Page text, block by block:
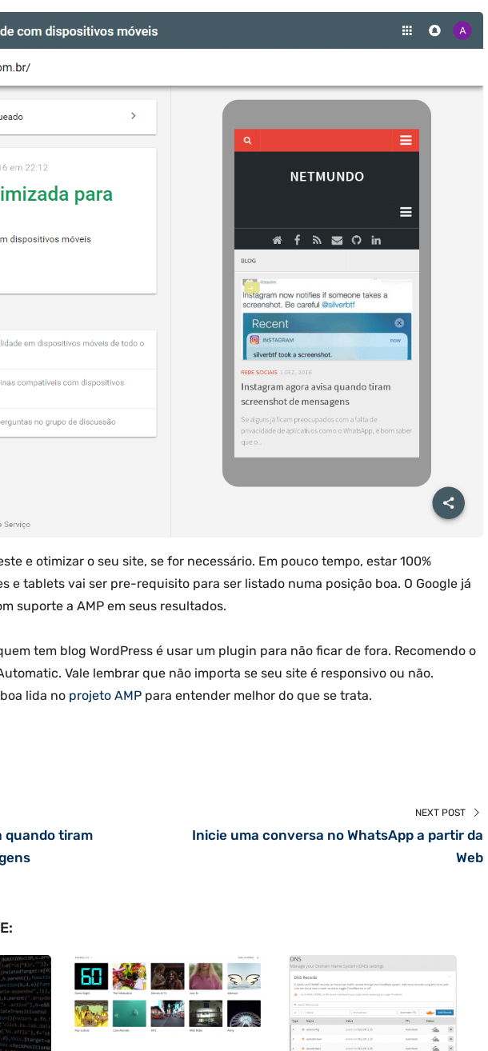
e otimizar o seu site, se for necessário. Em pouco tempo, estar 100%
e tablets vai ser pre-requisito para ser listado numa posição boa. O Google já
suporte a AMP em seus resultados.
tem blog WordPress é usar um plugin para não ficar de fora. Recomendo o
Vale lembrar que não importa se seu site é responsivo ou não.
lida no projeto AMP para entender melhor do que se trata.
quando tiram
NEXT POST
Inicie uma conversa no WhatsApp a partir da
Web